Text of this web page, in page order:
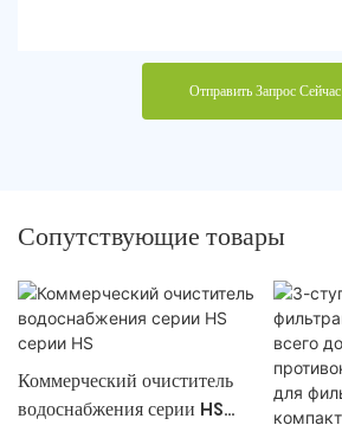
Отправить Запрос Сейчас
Сопутствующие товары
Коммерческий очиститель
водоснабжения серии HS